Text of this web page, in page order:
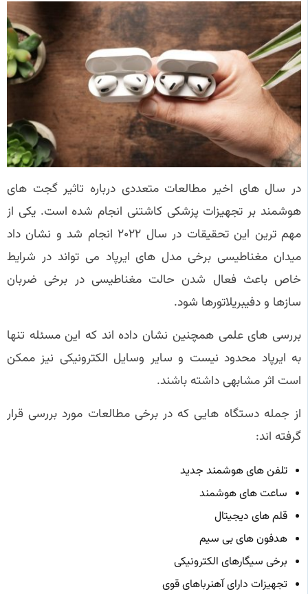
در سال های اخیر مطالعات متعددی درباره تاثیر گجت های
هوشمند بر تجهیزات پزشکی کاشتنی انجام شده است. یکی از
مهم ترین این تحقیقات در سال ۲۰۲۲ انجام شد و نشان داد
میدان مغناطیسی برخی مدل های ایرپاد می تواند در شرایط
خاص باعث فعال شدن حالت مغناطیسی در برخی ضربان
سازها و دفیبریلاتورها شود.
بررسی های علمی همچنین نشان داده اند که این مسئله تنها
به ایرپاد محدود نیست و سایر وسایل الکترونیکی نیز ممکن
است اثر مشابهی داشته باشند.
از جمله دستگاه هایی که در برخی مطالعات مورد بررسی قرار
گرفته اند:
تلفن های هوشمند جدید
ساعت های هوشمند
قلم های دیجیتال
هدفون های بی سیم
برخی سیگارهای الکترونیکی
تجهیزات دارای آهنرباهای قوی